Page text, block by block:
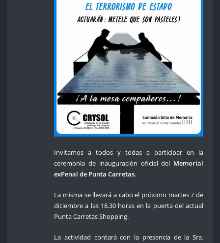
Invitamos a todos y todas a participar en la
ceremonia de inauguración oficial del Memorial
exPenal de Punta Carretas.
La misma se llevará a cabo el próximo martes 7 de
diciembre a las 18.30 horas en la puerta del actual
Punta Carretas Shopping.
La actividad contará con la presencia de la Sra.